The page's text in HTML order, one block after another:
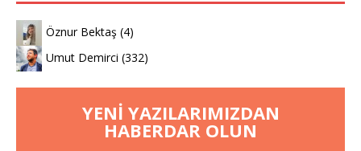
Öznur Bektaş (4)
Umut Demirci (332)
YENI YAZILARIMIZDAN
HABERDAR OLUN